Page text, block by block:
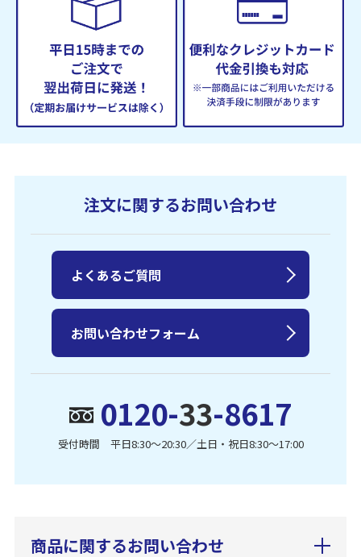
注文に関するお問い合わせ
0120-33-8617
受付時間 平日8:30〜20:30／土日・祝日8:30〜17:00
よくあるご質問
お問い合わせフォーム
商品に関するお問い合わせ